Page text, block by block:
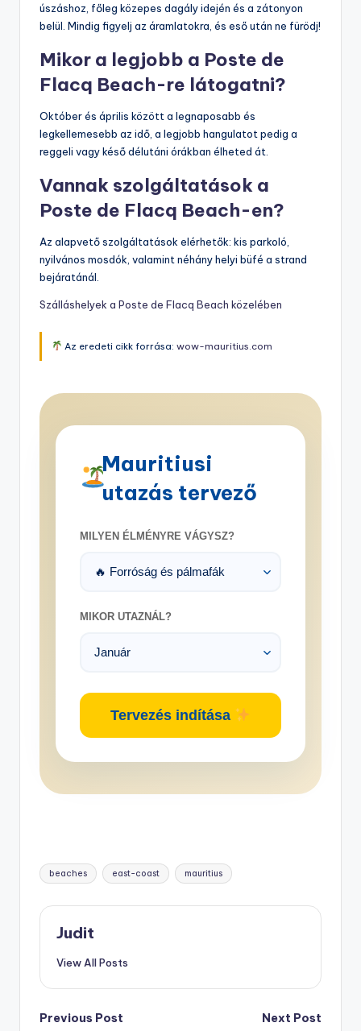
úszáshoz, főleg közepes dagály idején és a zátonyon
belül. Mindig figyelj az áramlatokra, és eső után ne fürödj!
Mikor a legjobb a Poste de
Flacq Beach-re látogatni?
Október és április között a legnaposabb és
legkellemesebb az idő, a legjobb hangulatot pedig a
reggeli vagy késő délutáni órákban élheted át.
Vannak szolgáltatások a
Poste de Flacq Beach-en?
Az alapvető szolgáltatások elérhetők: kis parkoló,
nyilvános mosdók, valamint néhány helyi büfé a strand
bejáratánál.
Szálláshelyek a Poste de Flacq Beach közelében
Az eredeti cikk forrása:wow-mauritius.com
Mauritiusi
utazás tervező
MILYEN ÉLMÉNYRE VÁGYSZ?
MIKOR UTAZNÁL?
Tervezés indítása
Tags:
beaches east-coast mauritius
Judit
View All Posts
Post
Previous Post Next Post